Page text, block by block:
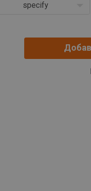
specify